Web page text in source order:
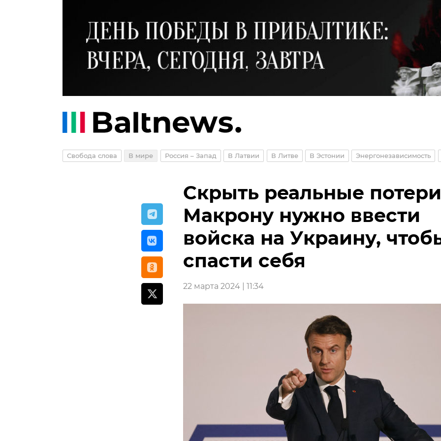
Свобода слова В мире Россия – Запад В Латвии В Литве В Эстонии Энергонезависимость
Скрыть реальные
Макрону нужно ввести
войска на Украину,
спасти себя
22 марта 2024 | 11:34